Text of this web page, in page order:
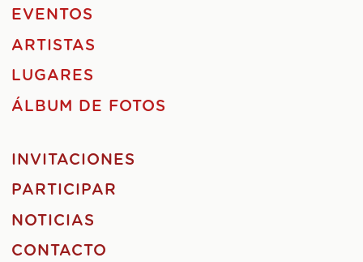
EVENTOS
ARTISTAS
LUGARES
ÁLBUM DE FOTOS
INVITACIONES
PARTICIPAR
NOTICIAS
CONTACTO